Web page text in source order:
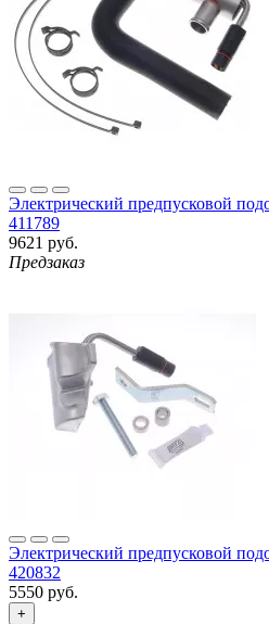
Электрический предпусковой
411789
9621 руб.
Предзаказ
Электрический предпусковой
420832
5550 руб.
+